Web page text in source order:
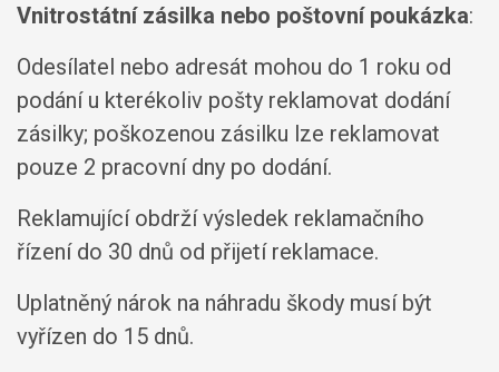
Vnitrostátní zásilka nebo poštovní poukázka:
Odesílatel nebo adresát mohou do 1 roku od
podání u kterékoliv pošty reklamovat dodání
zásilky; poškozenou zásilku lze reklamovat
pouze 2 pracovní dny po dodání.
Reklamující obdrží výsledek reklamačního
řízení do 30 dnů od přijetí reklamace.
Uplatněný nárok na náhradu škody musí být
vyřízen do 15 dnů.